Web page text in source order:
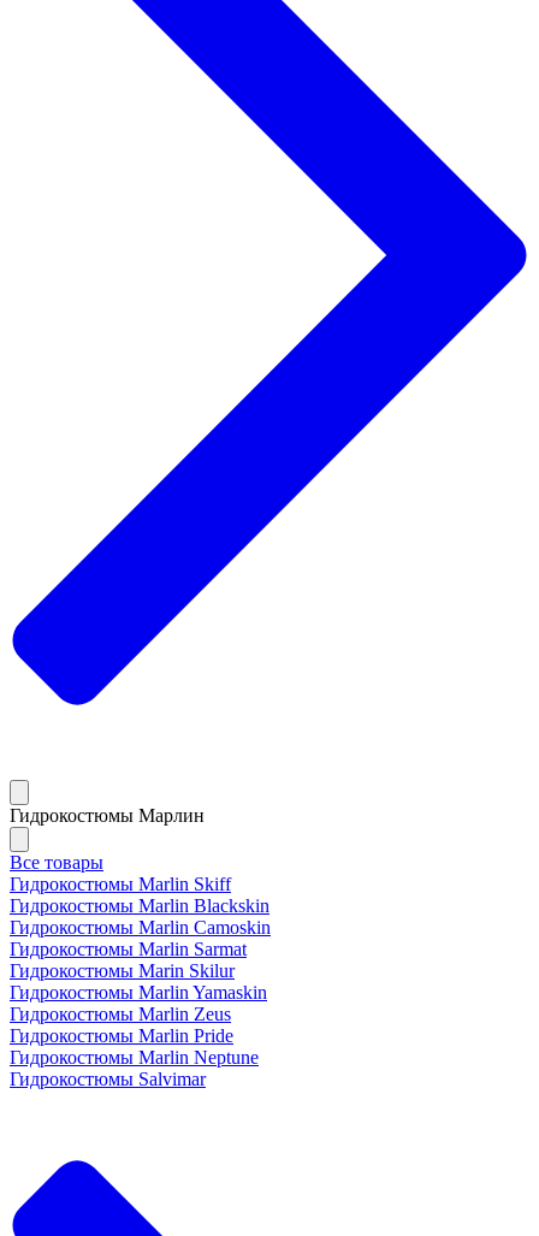
Гидрокостюмы Марлин
Все товары
Гидрокостюмы Marlin Skiff
Гидрокостюмы Marlin Blackskin
Гидрокостюмы Marlin Camoskin
Гидрокостюмы Marlin Sarmat
Гидрокостюмы Marin Skilur
Гидрокостюмы Marlin Yamaskin
Гидрокостюмы Marlin Zeus
Гидрокостюмы Marlin Pride
Гидрокостюмы Marlin Neptune
Гидрокостюмы Salvimar